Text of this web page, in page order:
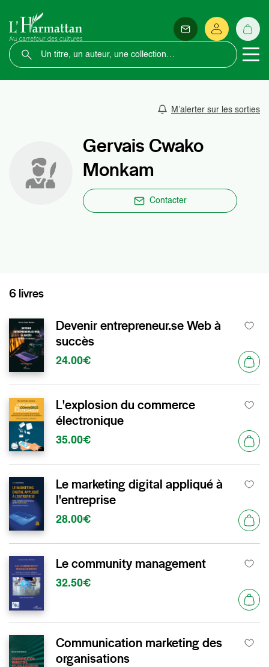
M’alerter sur les sorties
Gervais Cwako
Monkam
Contacter
6 livres
Devenir entrepreneur.se Web à
succès
24.00€
L'explosion du commerce
électronique
35.00€
Le marketing digital appliqué à
l'entreprise
28.00€
Le community management
32.50€
Communication marketing des
organisations